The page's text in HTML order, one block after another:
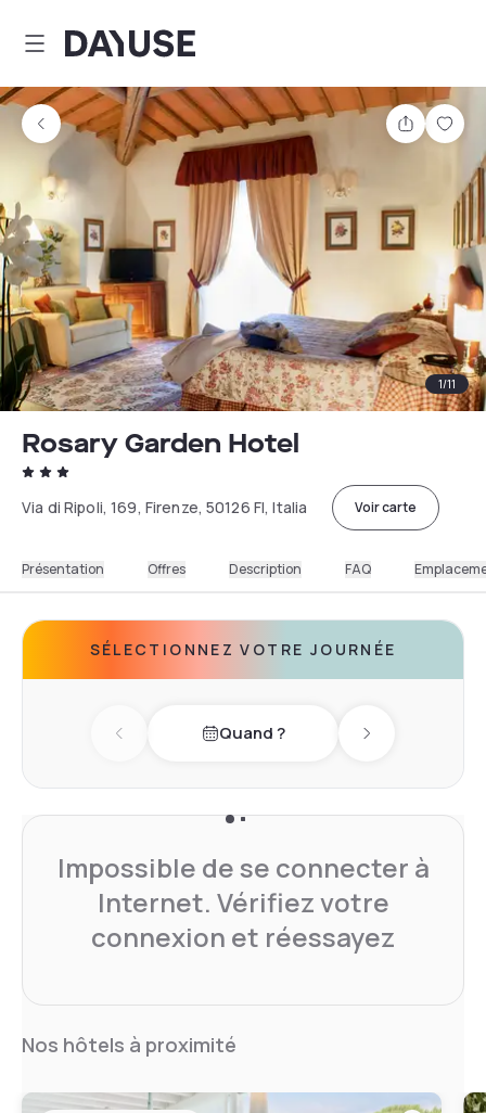
Dayuse
Partager
1/11
Rosary Garden Hotel
Via di Ripoli, 169, Firenze, 50126 FI, Italia Voir carte
Présentation Offres Description FAQ
SÉLECTIONNEZ VOTRE JOURNÉE
Previous dayQuand ? Next day
Impossible de se connecter à
Internet. Vérifiez votre
connexion et réessayez
Nos hôtels à proximité